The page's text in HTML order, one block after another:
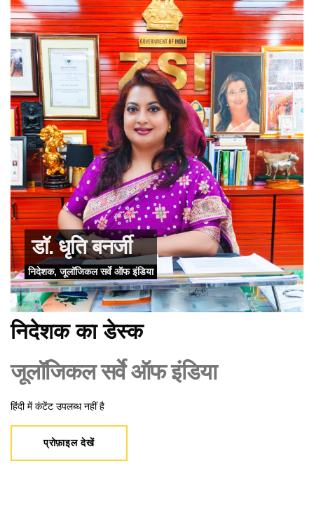
निदेशक का डेस्क
जूलॉजिकल सर्वे ऑफ इंडिया
हिंदी में कंटेंट उपलब्ध नहीं है
प्रोफ़ाइल देखें
डॉ. धृति बनर्जी
निदेशक, जूलॉजिकल सर्वे ऑफ इंडिया